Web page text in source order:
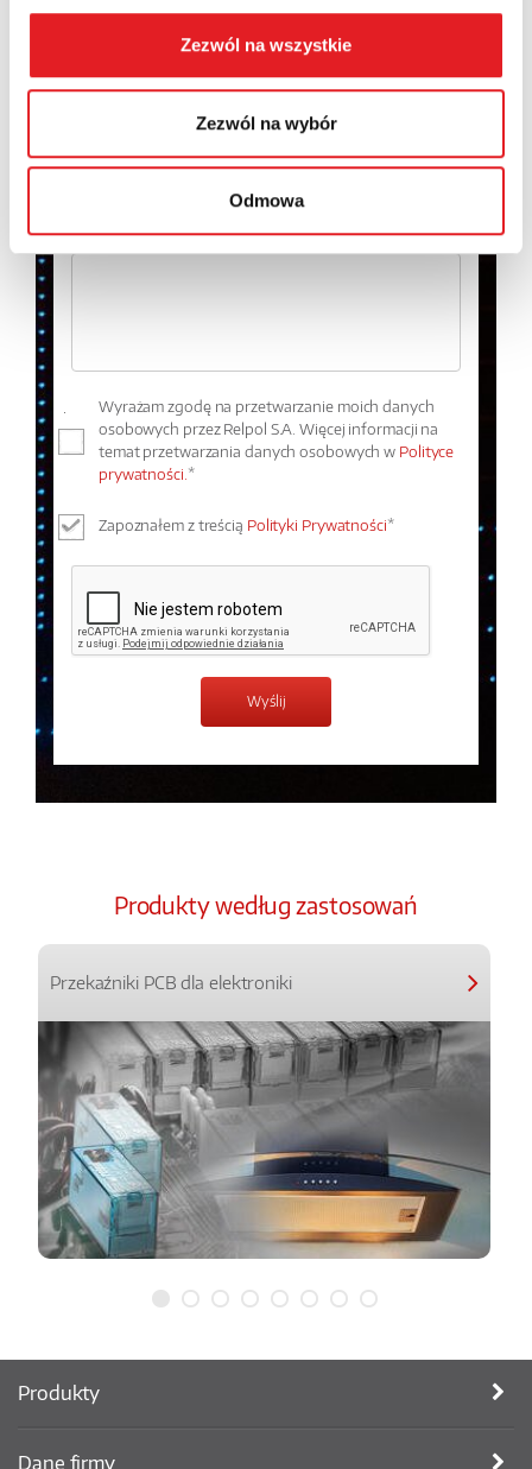
Zezwól na wszystkie
Zezwól na wybór
Odmowa
Numer telefonu:
Treść: *
Wyrażam zgodę na przetwarzanie moich danych
osobowych przez Relpol S.A. Więcej informacji na
temat przetwarzania danych osobowych w Polityce
prywatności. *
Zapoznałem z treścią Polityki Prywatności*
Produkty według zastosowań
Przekaźniki PCB dla elektroniki
Produkty
Dane firmy